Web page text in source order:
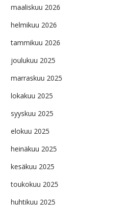
maaliskuu 2026
helmikuu 2026
tammikuu 2026
joulukuu 2025
marraskuu 2025
lokakuu 2025
syyskuu 2025
elokuu 2025
heinäkuu 2025
kesäkuu 2025
toukokuu 2025
huhtikuu 2025